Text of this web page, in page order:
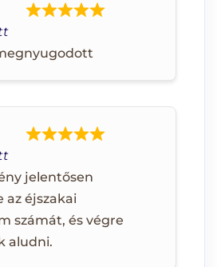
jelentősen
éjszakai
számát, és végre
aludni.